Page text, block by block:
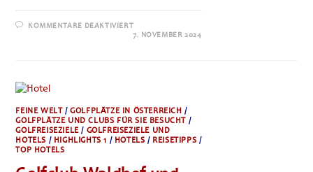
KOMMENTARE DEAKTIVIERTFÜR
GOLFCLUB
LECH
7. NOVEMBER 2024
FEINE WELT/GOLFPLÄTZE IN ÖSTERREICH /
GOLFPLÄTZE UND CLUBS FÜR SIE BESUCHT /
GOLFREISEZIELE/ GOLFREISEZIELE UND
HOTELS / HIGHLIGHTS 1 / HOTELS / REISETIPPS /
TOP HOTELS